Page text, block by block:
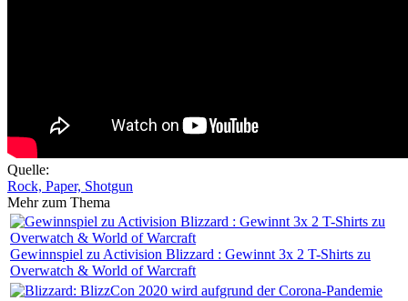
Quelle:
Rock, Paper, Shotgun
Mehr zum Thema
Gewinnspiel zu Activision Blizzard : Gewinnt 3x 2 T-Shirts zu
Overwatch & World of Warcraft